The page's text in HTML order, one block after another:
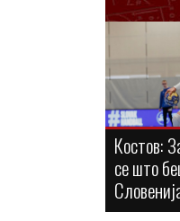
Костов:
се што